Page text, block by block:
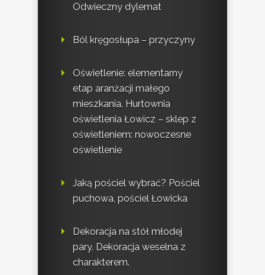
Odwieczny dylemat
Ból kręgosłupa – przyczyny
Oświetlenie: elementarny
etap aranżacji małego
mieszkania. Hurtownia
oświetlenia Łowicz – sklep z
oświetleniem: nowoczesne
oświetlenie
Jaką pościel wybrać? Pościel
puchowa, pościel Łowicka
Dekoracja na stół młodej
pary. Dekoracja weselna z
charakterem.